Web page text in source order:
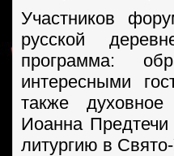
Участников
русской
программа:
интересными
также
Иоанна
литургию в